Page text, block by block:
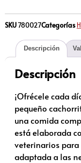
SKU780027Categorías
Descripción
Descripción
¡Ofrécele cada
pequeño
una comida
está elaborada
veterinarios
adaptada a las